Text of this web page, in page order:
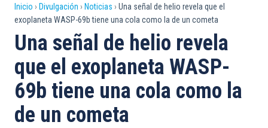
Sobrescribir
enlaces
de
ayuda
a
la
Inicio Divulgación Noticias
Una señal de helio revela que el
exoplaneta WASP-69b tiene una cola como la de un cometa
Una señal de helio revela
que el exoplaneta WASP-
69b tiene una cola como la
de un cometa